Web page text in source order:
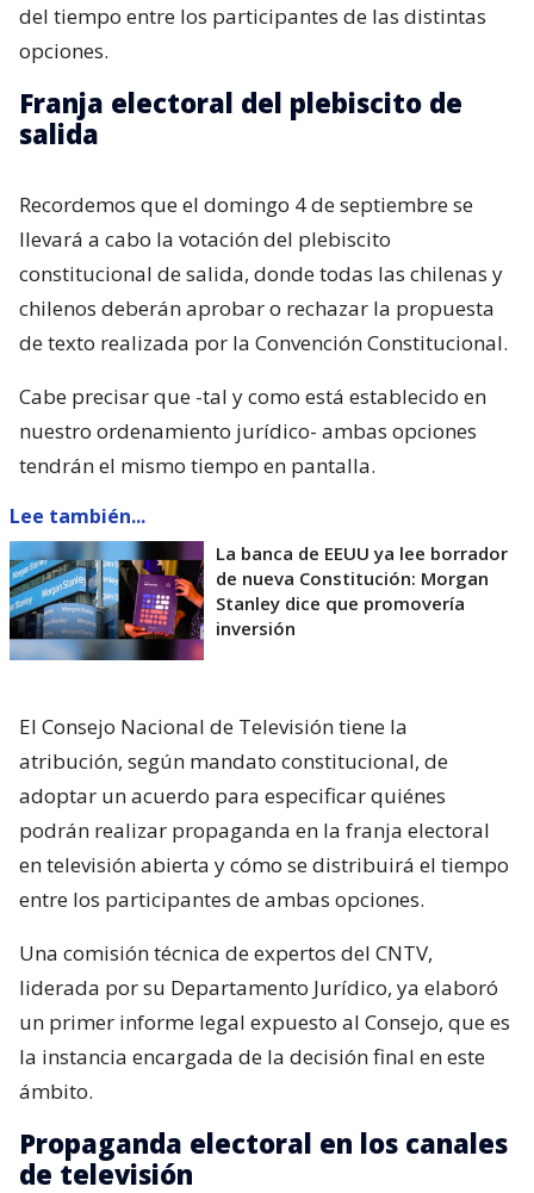
del tiempo entre los participantes de las distintas
opciones.
Franja electoral del plebiscito de
salida
Recordemos que el domingo 4 de septiembre se
llevará a cabo la votación del plebiscito
constitucional de salida, donde todas las chilenas y
chilenos deberán aprobar o rechazar la propuesta
de texto realizada por la Convención Constitucional.
Cabe precisar que -tal y como está establecido en
nuestro ordenamiento jurídico- ambas opciones
tendrán el mismo tiempo en pantalla.
Lee también...
La banca de EEUU ya lee borrador
de nueva Constitución: Morgan
Stanley dice que promovería
inversión
El Consejo Nacional de Televisión tiene la
atribución, según mandato constitucional, de
adoptar un acuerdo para especificar quiénes
podrán realizar propaganda en la franja electoral
en televisión abierta y cómo se distribuirá el tiempo
entre los participantes de ambas opciones.
Una comisión técnica de expertos del CNTV,
liderada por su Departamento Jurídico, ya elaboró
un primer informe legal expuesto al Consejo, que es
la instancia encargada de la decisión final en este
ámbito.
Propaganda electoral en los canales
de televisión